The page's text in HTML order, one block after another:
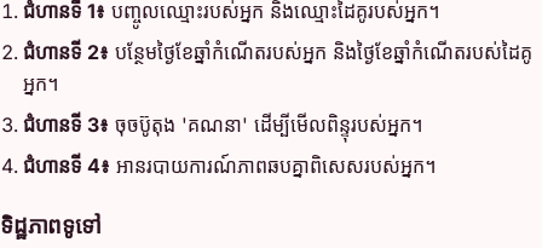
ជំហានទី 1៖ បញ្ចូលឈ្មោះរបស់អ្នក និងឈ្មោះដៃគូរបស់អ្នក។
ជំហានទី 2៖ បន្ថែមថ្ងៃខែឆ្នាំកំណើតរបស់អ្នក និងថ្ងៃខែឆ្នាំកំណើតរបស់ដៃគូ
អ្នក។
ជំហានទី 3៖ ចុចប៊ូតុង 'គណនា' ដើម្បីមើលពិន្ទុរបស់អ្នក។
ជំហានទី 4៖ អានរបាយការណ៍ភាពឆបគ្នាពិសេសរបស់អ្នក។
ទិដ្ឋភាពទូទៅ